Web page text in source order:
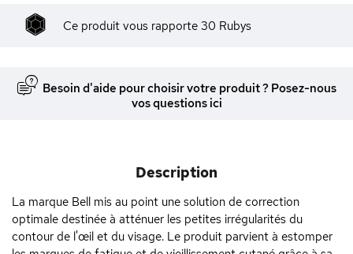
Ce produit vous rapporte 30 Rubys
Besoin d'aide pour choisir votre produit ? Posez-nous
vos questions ici
Description
La marque Bell mis au point une solution de correction
optimale destinée à atténuer les petites irrégularités du
contour de l'œil et du visage. Le produit parvient à estomper